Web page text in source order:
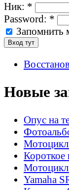
Ник: *
Password: *
Запомнить
Новые
Опус на
Мотоцикл
Короткое
Yamaha